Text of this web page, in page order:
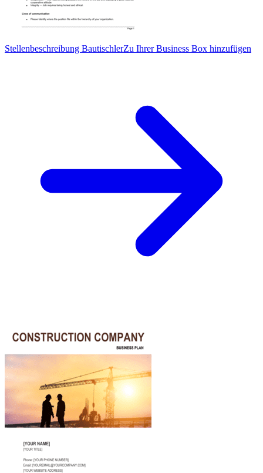
Stellenbeschreibung BautischlerZu Ihrer Business Box hinzufügen